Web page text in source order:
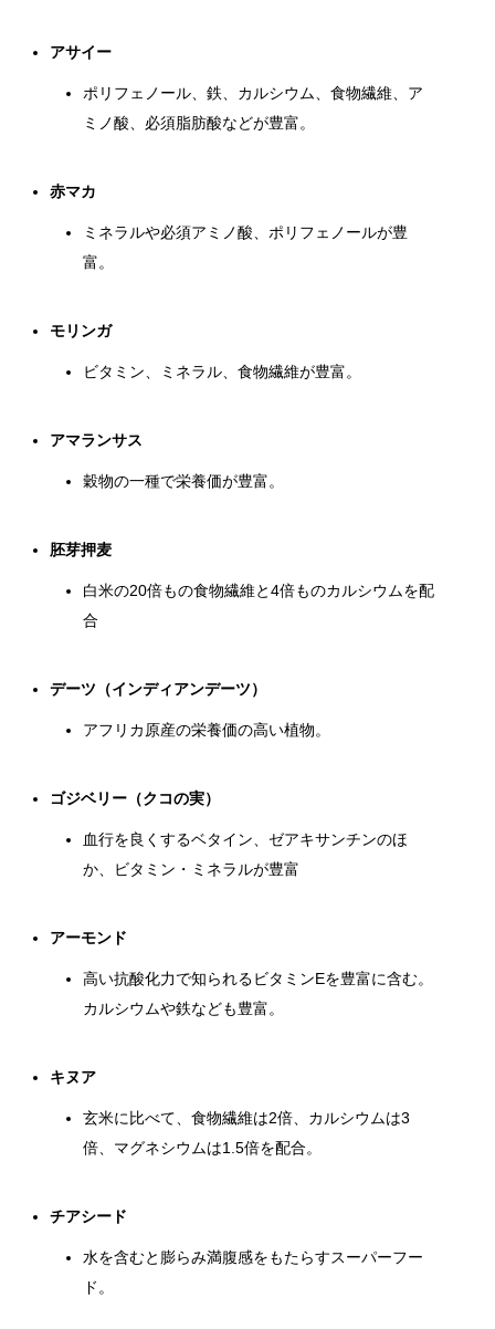
アサイー
ポリフェノール、鉄、カルシウム、食物繊維、ア
ミノ酸、必須脂肪酸などが豊富。
赤マカ
ミネラルや必須アミノ酸、ポリフェノールが豊
富。
モリンガ
ビタミン、ミネラル、食物繊維が豊富。
アマランサス
穀物の一種で栄養価が豊富。
胚芽押麦
白米の20倍もの食物繊維と4倍ものカルシウムを配
合
デーツ（インディアンデーツ）
アフリカ原産の栄養価の高い植物。
ゴジベリー（クコの実）
血行を良くするベタイン、ゼアキサンチンのほ
か、ビタミン・ミネラルが豊富
アーモンド
高い抗酸化力で知られるビタミンEを豊富に含む。
カルシウムや鉄なども豊富。
キヌア
玄米に比べて、食物繊維は2倍、カルシウムは3
倍、マグネシウムは1.5倍を配合。
チアシード
水を含むと膨らみ満腹感をもたらすスーパーフー
ド。